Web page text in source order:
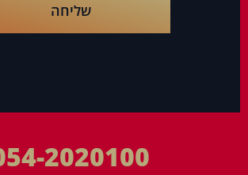
שליחה
2020100